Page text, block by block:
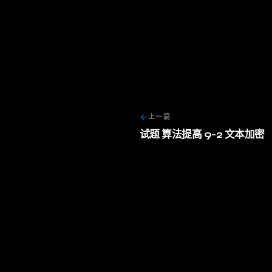
上一篇
试题 算法提高 9-2 文本加密